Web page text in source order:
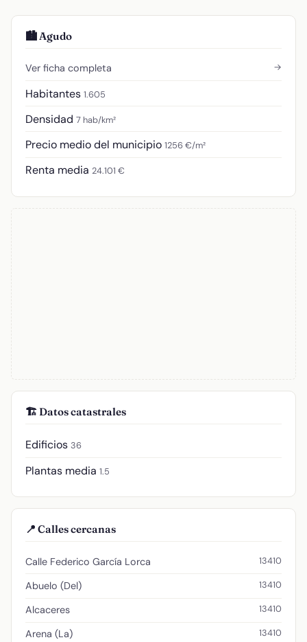
🏙️ Agudo
Ver ficha completa →
Habitantes 1.605
Densidad 7 hab/km²
Precio medio del municipio 1256 €/m²
Renta media 24.101 €
🏗️ Datos catastrales
Edificios 36
Plantas media 1.5
📍 Calles cercanas
Calle Federico García Lorca 13410
Abuelo (Del) 13410
Alcaceres 13410
Arena (La) 13410